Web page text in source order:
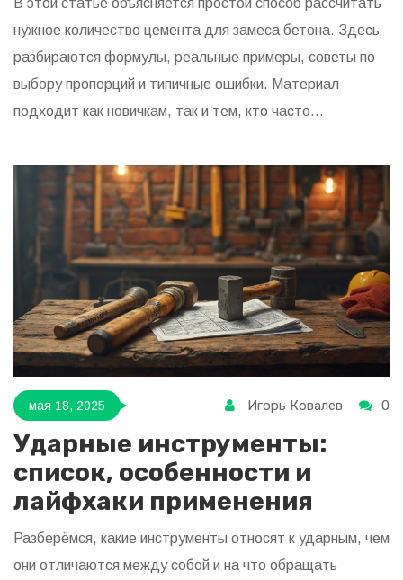
В этой статье объясняется простой способ рассчитать
нужное количество цемента для замеса бетона. Здесь
разбираются формулы, реальные примеры, советы по
выбору пропорций и типичные ошибки. Материал
подходит как новичкам, так и тем, кто часто
полезные лайфхаки, чтобы бетон получился крепким, а
расходы не вышли из-под контроля. Читатель узнает,
как делать расчёты быстро, без лишней головной боли.
мая 18, 2025 Игорь Ковалев 0
Ударные инструменты:
список, особенности и
лайфхаки применения
Разберёмся, какие инструменты относят к ударным, чем
они отличаются между собой и на что обращать